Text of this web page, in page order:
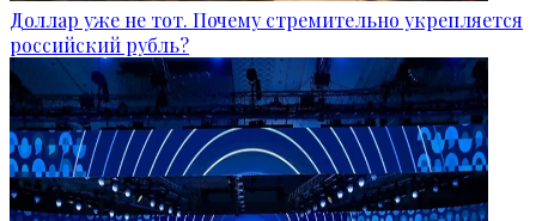
Доллар уже не тот. Почему стремительно укрепляется
российский рубль?